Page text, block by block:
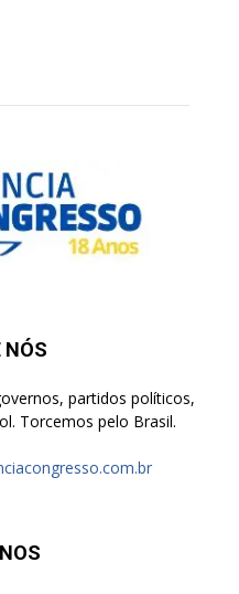
NÓS
partidos políticos,
Torcemos pelo Brasil.